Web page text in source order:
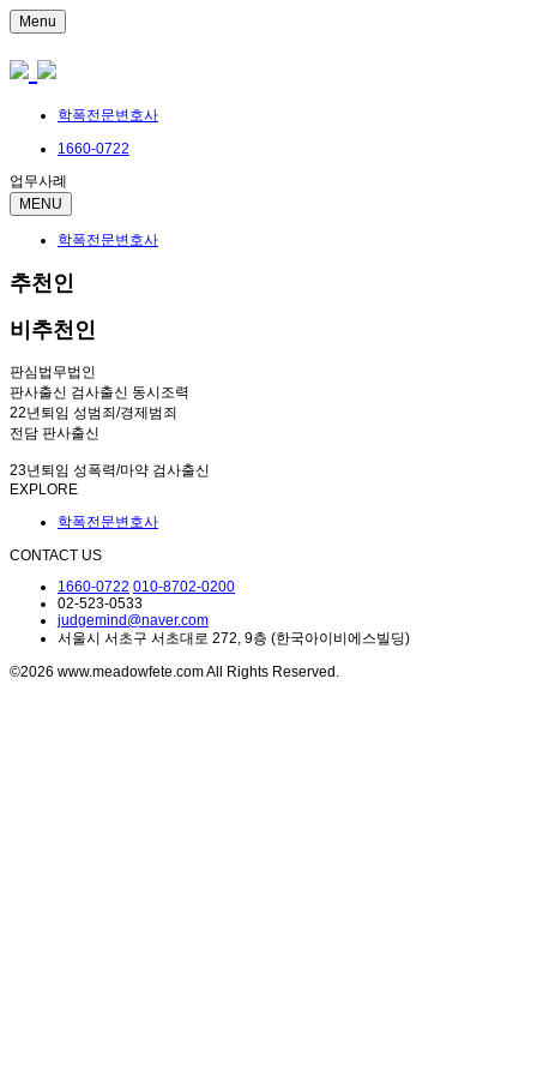
Menu
학폭전문변호사
1660-0722
업무사례
MENU
학폭전문변호사
추천인
비추천인
판심법무법인
판사출신 검사출신 동시조력
22년퇴임 성범죄/경제범죄
전담 판사출신
23년퇴임 성폭력/마약 검사출신
EXPLORE
학폭전문변호사
CONTACT US
1660-0722 010-8702-0200
02-523-0533
judgemind@naver.com
서울시 서초구 서초대로 272, 9층 (한국아이비에스빌딩)
©2026 www.meadowfete.com All Rights Reserved.